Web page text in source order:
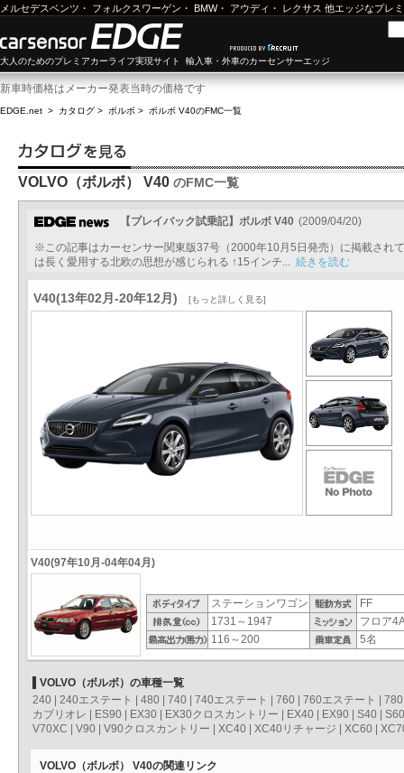
メルセデスベンツ ・ フォルクスワーゲン ・ BMW・ アウディ ・ レクサス 他エッジなプレ
大人のためのプレミアカーライフ実現サイト 輸入車・外車のカーセンサーエッジ
新車時価格はメーカー発表当時の価格です
EDGE.net > カタログ > ボルボ > ボルボ V40のFMC一覧
VOLVO（ボルボ） V40 のFMC一覧
【プレイバック試乗記】ボルボ V40 (2009/04/20)
※この記事はカーセンサー関東版37号（2000年10月5日発売）に掲載され
は長く愛用する北欧の思想が感じられる ↑15インチ... 続きを読む
V40(13年02月-20年12月) [もっと詳しく見る]
V40(97年10月-04年04月)
ステーションワゴン
FF
1731～1947
フロア
116～200
5名
VOLVO（ボルボ）の車種一覧
240
240エステート 480 740 740エステート 760 760エステート 780
カブリオレ
ES90 EX30 EX30クロスカントリー EX40 EX90 S40
S60
V70XC
V90 V90クロスカントリー XC40 XC40リチャージ XC60
VOLVO（ボルボ） V40の関連リンク